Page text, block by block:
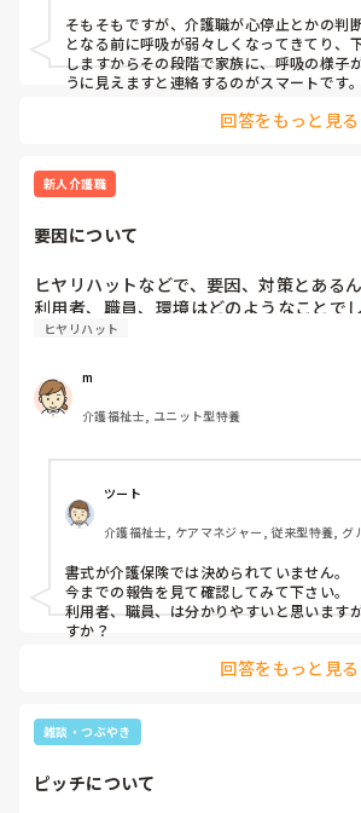
そもそもですが、介護職が心停止とかの判
となる前に呼吸が弱々しくなってきてり、
しますからその段階で家族に、呼吸の様子
うに見えますと連絡するのがスマートです
で過ごしてもらうとか、家族が来ないなら
回答をもっと見る
新人介護職
要因について
ヒヤリハットなどで、要因、対策とある
利用者、職員、環境はどのようなことで
ヒヤリハット
m
介護福祉士, ユニット型特養
ツート
介護福祉士, ケアマネジャー, 従来型特養, グ
書式が介護保険では決められていません。
今までの報告を見て確認してみて下さい。
利用者、職員、は分かりやすいと思います
すか？
回答をもっと見る
雑談・つぶやき
ピッチについて